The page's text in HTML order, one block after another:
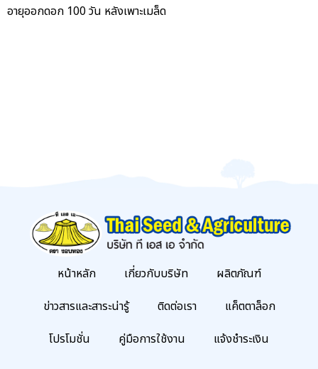
อายุออกดอก 100 วัน หลังเพาะเมล็ด
หน้าหลัก เกี่ยวกับบริษัท
ผลิตภัณฑ์
ข่าวสารและสาระน่ารู้
ติดต่อเรา
แค็ตตาล็อก
โปรโมชั่น
คู่มือการใช้งาน แจ้งชำระเงิน